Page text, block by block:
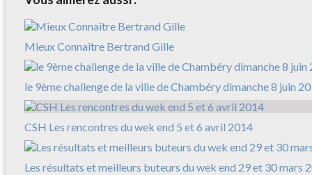
Mieux Connaître Bertrand Gille
le 9ème challenge de la ville de Chambéry dimanche 8 juin
CSH Les rencontres du wek end 5 et 6 avril 2014
Les résultats et meilleurs buteurs du wek end 29 et 30 mars